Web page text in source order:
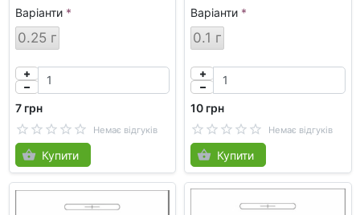
Варіанти
0.25 г
7 грн
Немає відгуків
Купити
Варіанти
0.1 г
10 грн
Немає відгуків
Купити